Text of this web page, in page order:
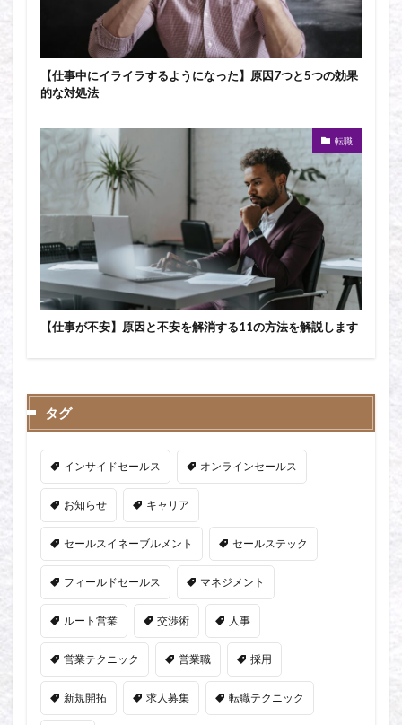
【仕事中にイライラするようになった】原因7つと5つの効果
的な対処法
転職
【仕事が不安】原因と不安を解消する11の方法を解説します
タグ
インサイドセールス オンラインセールス
お知らせ キャリア
セールスイネーブルメント セールステック
フィールドセールス マネジメント
ルート営業 交渉術 人事
営業テクニック 営業職 採用
新規開拓 求人募集 転職テクニック